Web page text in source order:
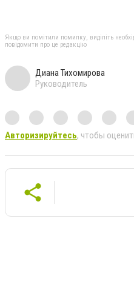
Якщо ви помітили помилку, виділіть
повідомити про це редакцію
Диана Тихомирова
Руководитель
Авторизируйтесь, чтобы